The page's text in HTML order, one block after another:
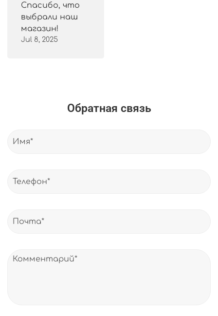
Спасибо, что
выбрали наш
магазин!
Jul 8, 2025
Обратная связь